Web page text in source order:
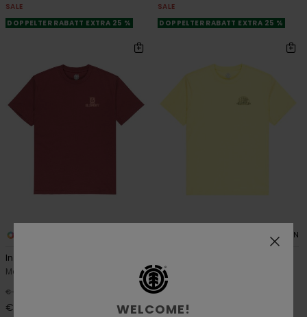
SALE
DOPPELTER RABATT EXTRA 25 %
SALE
DOPPELTER RABATT EXTRA 25 %
Inner Workings
Männer Lila T-Shirt
€ 35,00
€ 13,12
ORGANIC COTTON
Männer Gelb T-Shirt
€ 35,00
€ 13,12
WELCOME!